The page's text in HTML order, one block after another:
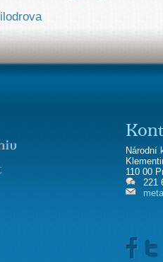
ilodrova
Národní
110 00
221